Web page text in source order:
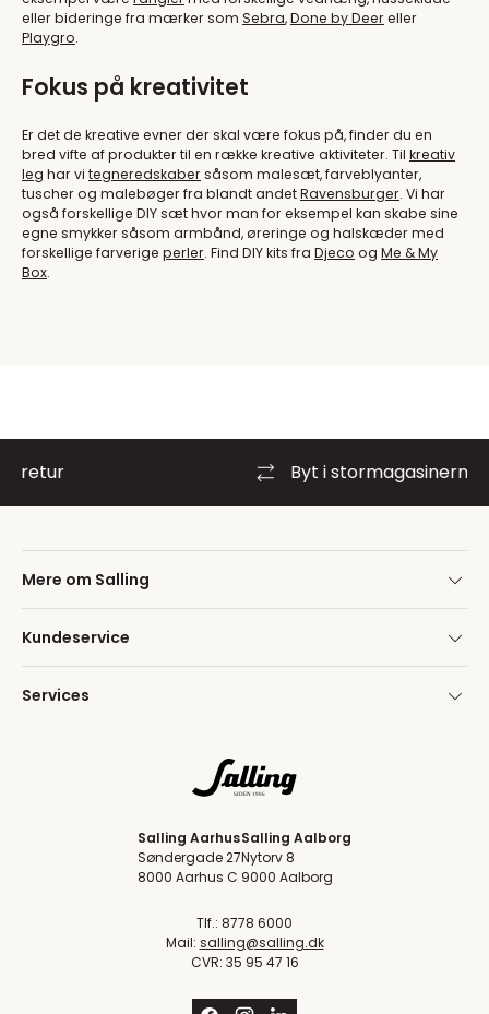
eller bideringe fra mærker som Sebra,Done by Deereller
Playgro.
Fokus på kreativitet
Er det de kreative evner der skal være fokus på, finder du en
bred vifte af produkter til en række kreative aktiviteter. Til kreativ
leg har vi tegneredskabersåsom malesæt, farveblyanter,
tuscher og malebøger fra blandt andetRavensburger. Vi har
også forskellige DIY sæt hvor man for eksempel kan skabe sine
egne smykker såsom armbånd, øreringe og halskæder med
forskellige farverige perler. Find DIY kits fra Djeco og Me & My
Box.
Byt i stormagasinerne
Mere om Salling
Kundeservice
Services
Salling Aarhus
Søndergade 27
8000 Aarhus C
Salling Aalborg
Nytorv 8
9000 Aalborg
Tlf.: 8778 6000
Mail: salling@salling.dk
CVR: 35 95 47 16